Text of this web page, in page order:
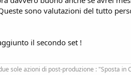
sono valutazioni del tutto
il secondo set !
sole azioni di post-produzione : "Sposta in